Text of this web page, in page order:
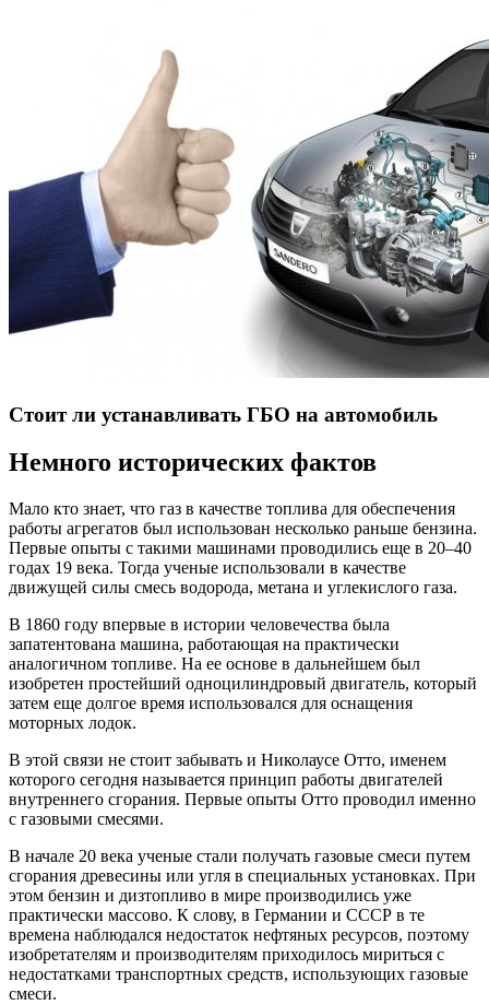
Стоит ли устанавливать ГБО на автомобиль
Немного исторических фактов
Мало кто знает, что газ в качестве топлива для обеспечения
работы агрегатов был использован несколько раньше бензина.
Первые опыты с такими машинами проводились еще в 20–40
годах 19 века. Тогда ученые использовали в качестве
движущей силы смесь водорода, метана и углекислого газа.
В 1860 году впервые в истории человечества была
запатентована машина, работающая на практически
аналогичном топливе. На ее основе в дальнейшем был
изобретен простейший одноцилиндровый двигатель, который
затем еще долгое время использовался для оснащения
моторных лодок.
В этой связи не стоит забывать и Николаусе Отто, именем
которого сегодня называется принцип работы двигателей
внутреннего сгорания. Первые опыты Отто проводил именно
с газовыми смесями.
В начале 20 века ученые стали получать газовые смеси путем
сгорания древесины или угля в специальных установках. При
этом бензин и дизтопливо в мире производились уже
практически массово. К слову, в Германии и СССР в те
времена наблюдался недостаток нефтяных ресурсов, поэтому
изобретателям и производителям приходилось мириться с
недостатками транспортных средств, использующих газовые
смеси.